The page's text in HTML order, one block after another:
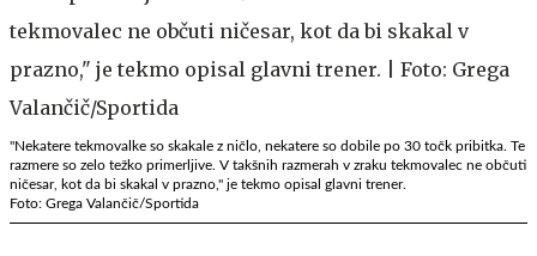
"Nekatere tekmovalke so skakale z ničlo, nekatere so dobile po 30 točk pribitka. Te
razmere so zelo težko primerljive. V takšnih razmerah v zraku tekmovalec ne občuti
ničesar, kot da bi skakal v prazno," je tekmo opisal glavni trener.
Foto: Grega Valančič/Sportida